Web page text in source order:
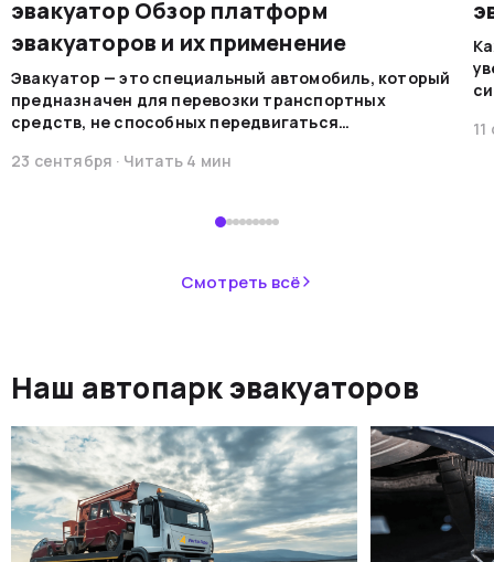
эвакуатор Обзор платформ
эвакуаторов и их применение
Эвакуатор — это специальный автомобиль, который
предназначен для перевозки транспортных
средств, не способных передвигаться
машины обеспечивают безопасную
23 сентября · Читать 4 мин
Смотреть всё
Наш автопарк эвакуаторов